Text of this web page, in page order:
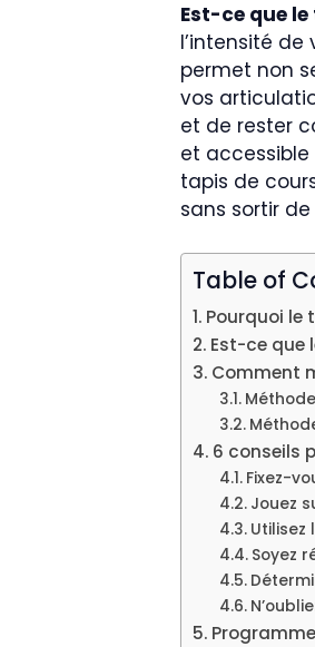
Est-ce que
l’intensité
permet non
vos
et de rester
et
tapis de
sans sortir
Table of
Pourquoi le
Est-ce que
Comment
6 conseils
Fixez-
Jouez
Utilisez
Soyez